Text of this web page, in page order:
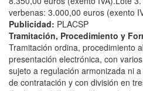
verbenas: 3.000,00 euros (exento
Publicidad: PLACSP
Tramitación, Procedimiento y
Tramitación ordina, procedimiento
presentación electrónica, con
sujeto a regulación armonizada ni
de contratación y con división en